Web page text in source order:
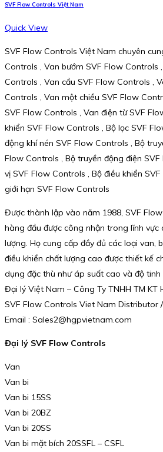
SVF Flow Controls Việt Nam
Quick View
SVF Flow Controls Việt Nam chuyên
Controls , Van bướm SVF Flow Controls
Controls , Van cầu SVF Flow Controls ,
Controls , Van một chiều SVF Flow
SVF Flow Controls , Van điện từ SVF
khiển SVF Flow Controls , Bộ lọc SVF
động khí nén SVF Flow Controls , Bộ
Flow Controls , Bộ truyền động điện
vị SVF Flow Controls , Bộ điều khiển
giới hạn SVF Flow Controls
Được thành lập vào năm 1988, SVF
hàng đầu được công nhận trong lĩnh vực
lượng. Họ cung cấp đầy đủ các loại van,
điều khiển chất lượng cao được thiết kế
dụng đặc thù như áp suất cao và độ tinh
Đại lý Việt Nam – Công Ty TNHH TM KT
SVF Flow Controls Viet Nam Distributor
Email : Sales2@hgpvietnam.com
Đại lý SVF Flow Controls
Van
Van bi
Van bi 15SS
Van bi 20BZ
Van bi 20SS
Van bi mặt bích 20SSFL – CSFL